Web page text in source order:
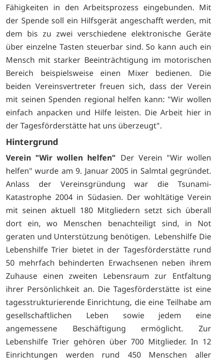
Fähigkeiten in den Arbeitsprozess eingebunden. Mit
der Spende soll ein Hilfsgerät angeschafft werden, mit
dem bis zu zwei verschiedene elektronische Geräte
über einzelne Tasten steuerbar sind. So kann auch ein
Mensch mit starker Beeinträchtigung im motorischen
Bereich beispielsweise einen Mixer bedienen. Die
beiden Vereinsvertreter freuen sich, dass der Verein
mit seinen Spenden regional helfen kann: "Wir wollen
einfach anpacken und Hilfe leisten. Die Arbeit hier in
der Tagesförderstätte hat uns überzeugt".
Hintergrund
Verein "Wir wollen helfen" Der Verein "Wir wollen
helfen" wurde am 9. Januar 2005 in Salmtal gegründet.
Anlass der Vereinsgründung war die Tsunami-
Katastrophe 2004 in Südasien. Der wohltätige Verein
mit seinen aktuell 180 Mitgliedern setzt sich überall
dort ein, wo Menschen benachteiligt sind, in Not
geraten und Unterstützung benötigen. Lebenshilfe Die
Lebenshilfe Trier bietet in der Tagesförderstätte rund
50 mehrfach behinderten Erwachsenen neben ihrem
Zuhause einen zweiten Lebensraum zur Entfaltung
ihrer Persönlichkeit an. Die Tagesförderstätte ist eine
tagesstrukturierende Einrichtung, die eine Teilhabe am
gesellschaftlichen Leben sowie jedem eine
angemessene Beschäftigung ermöglicht. Zur
Lebenshilfe Trier gehören über 700 Mitglieder. In 12
Einrichtungen werden rund 450 Menschen aller